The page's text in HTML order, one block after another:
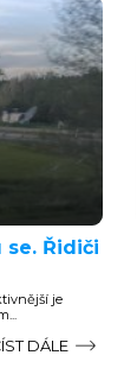
se. Řidiči
je
DÁLE